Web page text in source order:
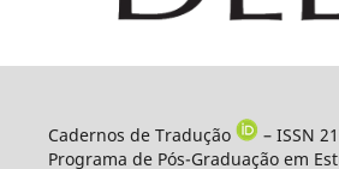
Cadernos de Tradução
– ISSN
Programa de Pós-Graduação em